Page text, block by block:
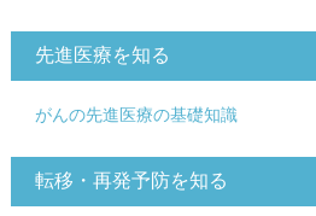
先進医療を知る
がんの先進医療の基礎知識
転移・再発予防を知る